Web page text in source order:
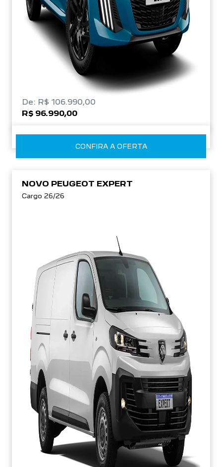
De: R$ 106.990,00
R$ 96.990,00
CONFIRA A OFERTA
NOVO PEUGEOT EXPERT
Cargo 26/26